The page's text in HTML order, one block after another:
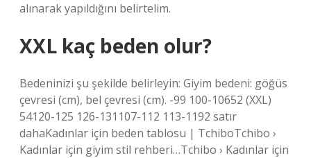
alınarak yapıldığını belirtelim.
XXL kaç beden olur?
Bedeninizi şu şekilde belirleyin: Giyim bedeni: göğüs
çevresi (cm), bel çevresi (cm). -99 100-10652 (XXL)
54120-125 126-131107-112 113-1192 satır
dahaKadınlar için beden tablosu | TchiboTchibo ›
Kadınlar için giyim stil rehberi…Tchibo › Kadınlar için